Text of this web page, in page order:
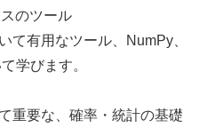
のツール
て有用なツール、NumPy、
学びます。
重要な、確率・統計の基礎